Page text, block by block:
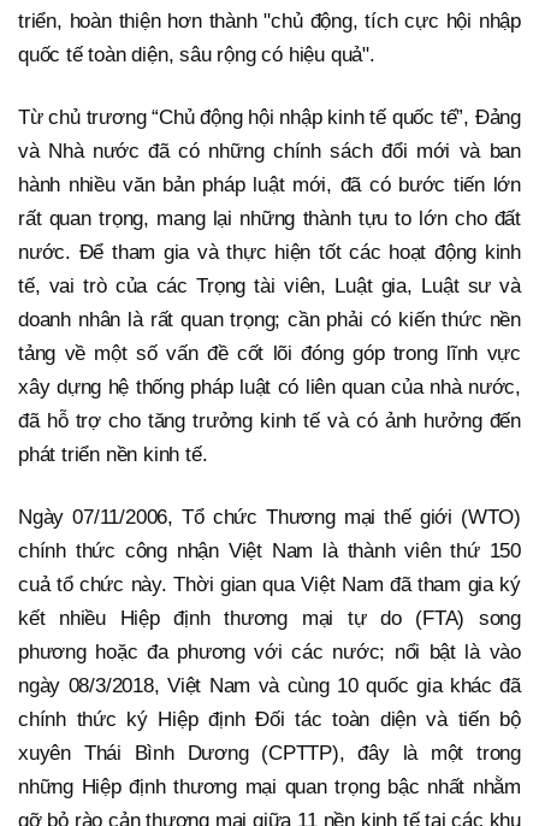
triển, hoàn thiện hơn thành "chủ động, tích cực hội nhập
quốc tế toàn diện, sâu rộng có hiệu quả".
Từ chủ trương “Chủ động hội nhập kinh tế quốc tế”, Đảng
và Nhà nước đã có những chính sách đổi mới và ban
hành nhiều văn bản pháp luật mới, đã có bước tiến lớn
rất quan trọng, mang lại những thành tựu to lớn cho đất
nước. Để tham gia và thực hiện tốt các hoạt động kinh
tế, vai trò của các Trọng tài viên, Luật gia, Luật sư và
doanh nhân là rất quan trọng; cần phải có kiến thức nền
tảng về một số vấn đề cốt lõi đóng góp trong lĩnh vực
xây dựng hệ thống pháp luật có liên quan của nhà nước,
đã hỗ trợ cho tăng trưởng kinh tế và có ảnh hưởng đến
phát triển nền kinh tế.
Ngày 07/11/2006, Tổ chức Thương mại thế giới (WTO)
chính thức công nhận Việt Nam là thành viên thứ 150
cuả tổ chức này. Thời gian qua Việt Nam đã tham gia ký
kết nhiều Hiệp định thương mại tự do (FTA) song
phương hoặc đa phương với các nước; nổi bật là vào
ngày 08/3/2018, Việt Nam và cùng 10 quốc gia khác đã
chính thức ký Hiệp định Đối tác toàn diện và tiến bộ
xuyên Thái Bình Dương (CPTTP), đây là một trong
những Hiệp định thương mại quan trọng bậc nhất nhằm
gỡ bỏ rào cản thương mại giữa 11 nền kinh tế tại các khu